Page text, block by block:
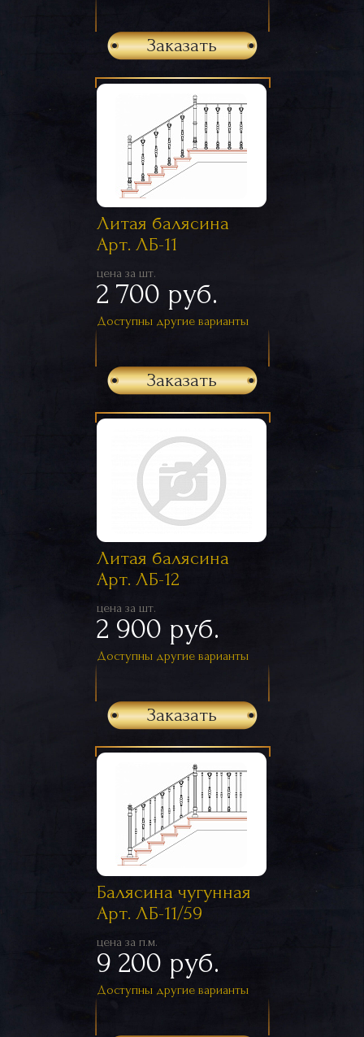
Заказать
Литая балясина
Арт. ЛБ-11
цена за шт.
2 700 руб.
Доступны другие варианты
Заказать
Литая балясина
Арт. ЛБ-12
цена за шт.
2 900 руб.
Доступны другие варианты
Заказать
Балясина чугунная
Арт. ЛБ-11/59
цена за п.м.
9 200 руб.
Доступны другие варианты